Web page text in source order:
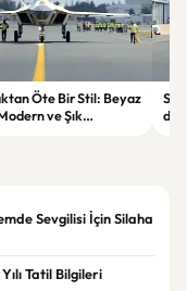
Öte Bir Stil: Beyaz
ve Şık
Sevgilisi İçin Silaha
Tatil Bilgileri